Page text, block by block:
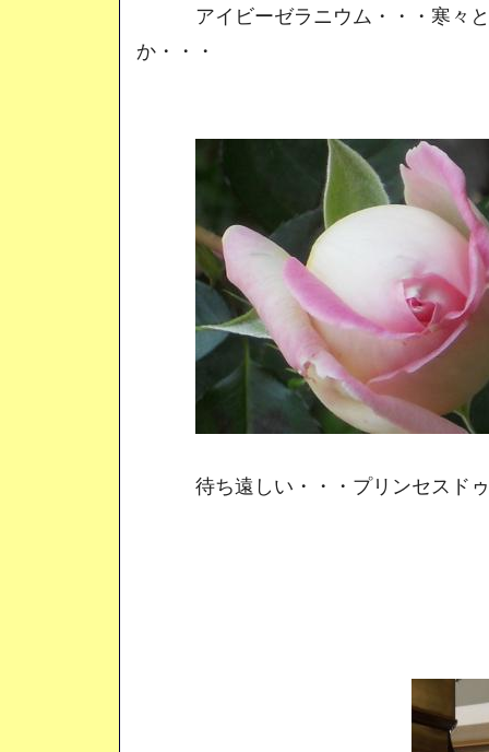
アイビーゼラニウム・・・寒々と
か・・・
待ち遠しい・・・プリンセスド